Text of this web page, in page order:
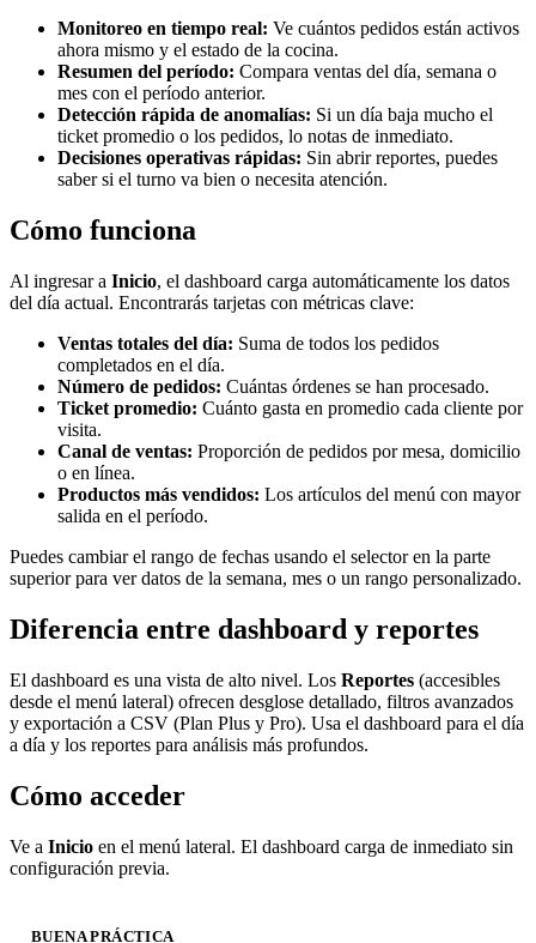
Monitoreo en tiempo real: Ve cuántos pedidos están activos
ahora mismo y el estado de la cocina.
Resumen del período: Compara ventas del día, semana o
mes con el período anterior.
Detección rápida de anomalías: Si un día baja mucho el
ticket promedio o los pedidos, lo notas de inmediato.
Decisiones operativas rápidas: Sin abrir reportes, puedes
saber si el turno va bien o necesita atención.
Cómo funciona
Al ingresar a Inicio, el dashboard carga automáticamente los datos
del día actual. Encontrarás tarjetas con métricas clave:
Ventas totales del día: Suma de todos los pedidos
completados en el día.
Número de pedidos: Cuántas órdenes se han procesado.
Ticket promedio: Cuánto gasta en promedio cada cliente por
visita.
Canal de ventas: Proporción de pedidos por mesa, domicilio
o en línea.
Productos más vendidos: Los artículos del menú con mayor
salida en el período.
Puedes cambiar el rango de fechas usando el selector en la parte
superior para ver datos de la semana, mes o un rango personalizado.
Diferencia entre dashboard y reportes
El dashboard es una vista de alto nivel. Los Reportes (accesibles
desde el menú lateral) ofrecen desglose detallado, filtros avanzados
y exportación a CSV (Plan Plus y Pro). Usa el dashboard para el día
a día y los reportes para análisis más profundos.
Cómo acceder
Ve a Inicio en el menú lateral. El dashboard carga de inmediato sin
configuración previa.
BUENA PRÁCTICA